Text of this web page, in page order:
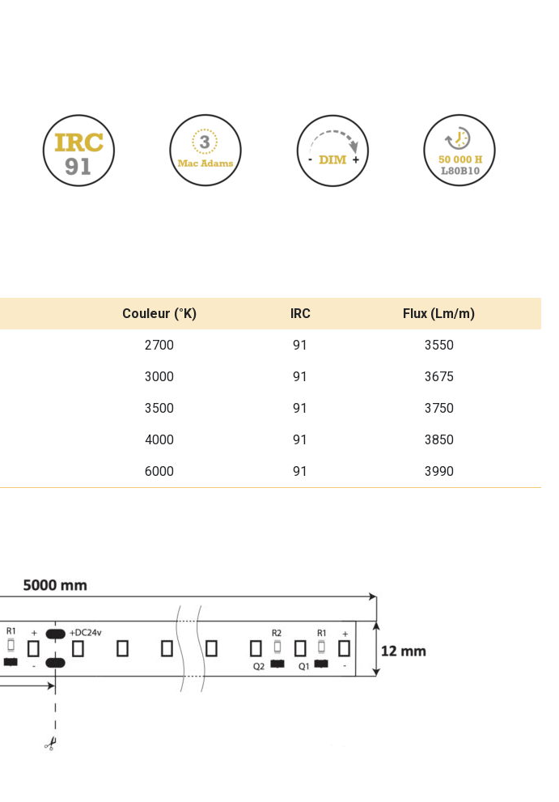
Couleur (°K) IRC Flux (Lm/m)
2700 91 3550
3000 91 3675
3500 91 3750
4000 91 3850
6000 91 3990